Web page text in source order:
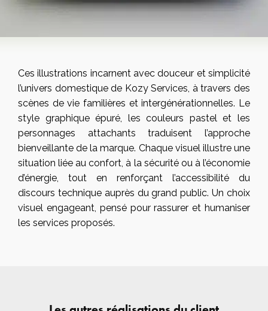
Ces illustrations incarnent avec douceur et simplicité
l’univers domestique de Kozy Services, à travers des
scènes de vie familières et intergénérationnelles. Le
style graphique épuré, les couleurs pastel et les
personnages attachants traduisent l’approche
bienveillante de la marque. Chaque visuel illustre une
situation liée au confort, à la sécurité ou à l’économie
d’énergie, tout en renforçant l’accessibilité du
discours technique auprès du grand public. Un choix
visuel engageant, pensé pour rassurer et humaniser
les services proposés.